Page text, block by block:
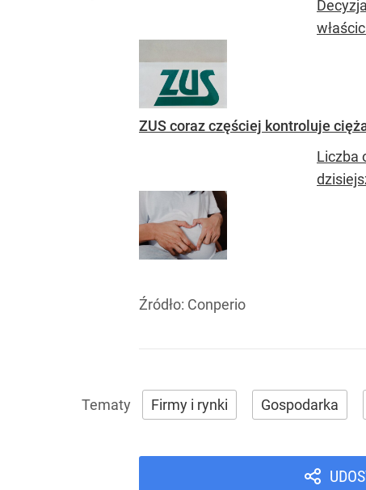
ZUS coraz częściej kontroluje
Liczba
Źródło: Conperio
Firmy i rynki Gospodarka